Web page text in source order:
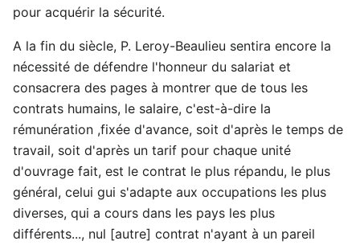
pour acquérir la sécurité.
A la fin du siècle, P. Leroy-Beaulieu sentira encore la
nécessité de défendre l'honneur du salariat et
consacrera des pages à montrer que de tous les
contrats humains, le salaire, c'est-à-dire la
rémunération ,fixée d'avance, soit d'après le temps de
travail, soit d'après un tarif pour chaque unité
d'ouvrage fait, est le contrat le plus répandu, le plus
général, celui gui s'adapte aux occupations les plus
diverses, qui a cours dans les pays les plus
différents..., nul [autre] contrat n'ayant à un pareil